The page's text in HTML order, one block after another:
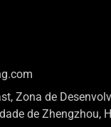
Zona de
de Zhengzhou,